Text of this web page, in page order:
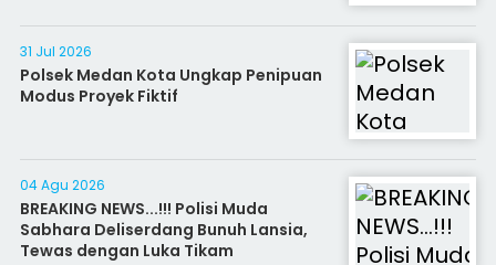
31 Jul 2026
Polsek Medan Kota Ungkap Penipuan
Modus Proyek Fiktif
04 Agu 2026
BREAKING NEWS...!!! Polisi Muda
Sabhara Deliserdang Bunuh Lansia,
Tewas dengan Luka Tikam